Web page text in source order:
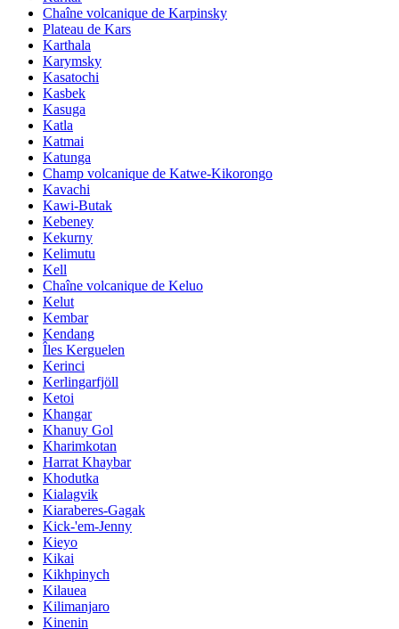
Chaîne volcanique de Karpinsky
Plateau de Kars
Karthala
Karymsky
Kasatochi
Kasbek
Kasuga
Katla
Katmai
Katunga
Champ volcanique de Katwe-Kikorongo
Kavachi
Kawi-Butak
Kebeney
Kekurny
Kelimutu
Kell
Chaîne volcanique de Keluo
Kelut
Kembar
Kendang
Îles Kerguelen
Kerinci
Kerlingarfjöll
Ketoi
Khangar
Khanuy Gol
Kharimkotan
Harrat Khaybar
Khodutka
Kialagvik
Kiaraberes-Gagak
Kick-'em-Jenny
Kieyo
Kikai
Kikhpinych
Kilauea
Kilimanjaro
Kinenin